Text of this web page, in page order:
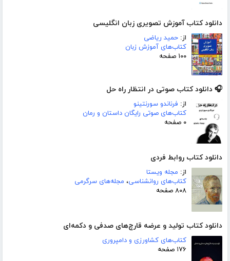
دانلود کتاب آموزش تصویری زبان انگلیسی
از: حمید ریاضی
کتاب‌های آموزش زبان
۱۰۰ صفحه
🎧 دانلود کتاب صوتی در انتظار راه حل
از: فرناندو سورنتینو
کتاب‌های صوتی رایگان داستان و رمان
۰ صفحه
دانلود کتاب روابط فردی
از: مجله ویستا
کتاب‌های روانشناسی، مجله‌های سرگرمی
۸۰۸ صفحه
دانلود کتاب تولید و عرضه قارچ‌های صدفی و دکمه‌ای
کتاب‌های کشاورزی و دامپروری
۱۷۶ صفحه